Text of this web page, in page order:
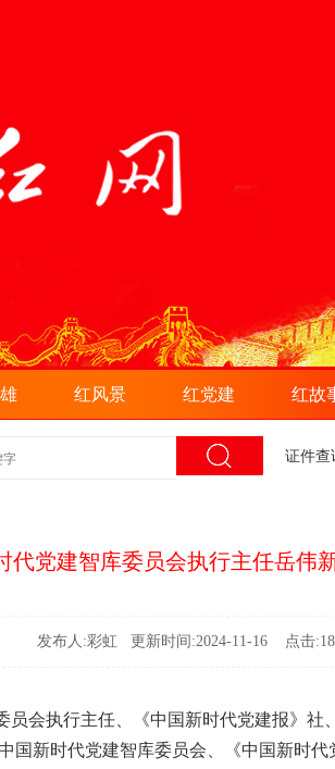
红风景 红党建 红故
证件查
代党建智库委员会执行主任岳伟
发布人:彩虹 更新时间:2024-11-16 点击
会执行主任、《中国新时代党建报》社
国新时代党建智库委员会、《中国新时